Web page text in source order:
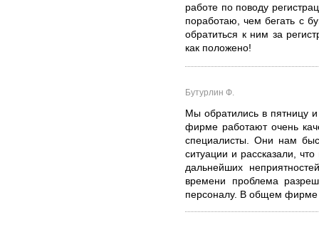
работе по поводу
поработаю, чем бегать с
обратиться к ним за
как положено!
Бутурлин Ф.
Мы обратились в пятницу
фирме работают очень
специалисты. Они нам
ситуации и рассказали,
дальнейших
времени проблема
персоналу. В общем фирме